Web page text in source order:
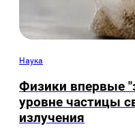
Наука
Физики впервые
уровне частицы
излучения